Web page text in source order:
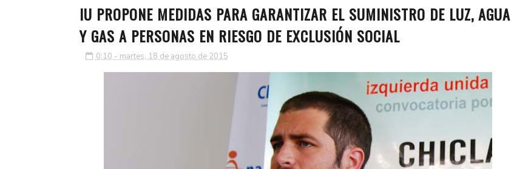
IU PROPONE MEDIDAS PARA GARANTIZAR EL SUMINISTRO DE LUZ, AGUA
Y GAS A PERSONAS EN RIESGO DE EXCLUSIÓN SOCIAL
0:10 - martes, 18 de agosto de 2015